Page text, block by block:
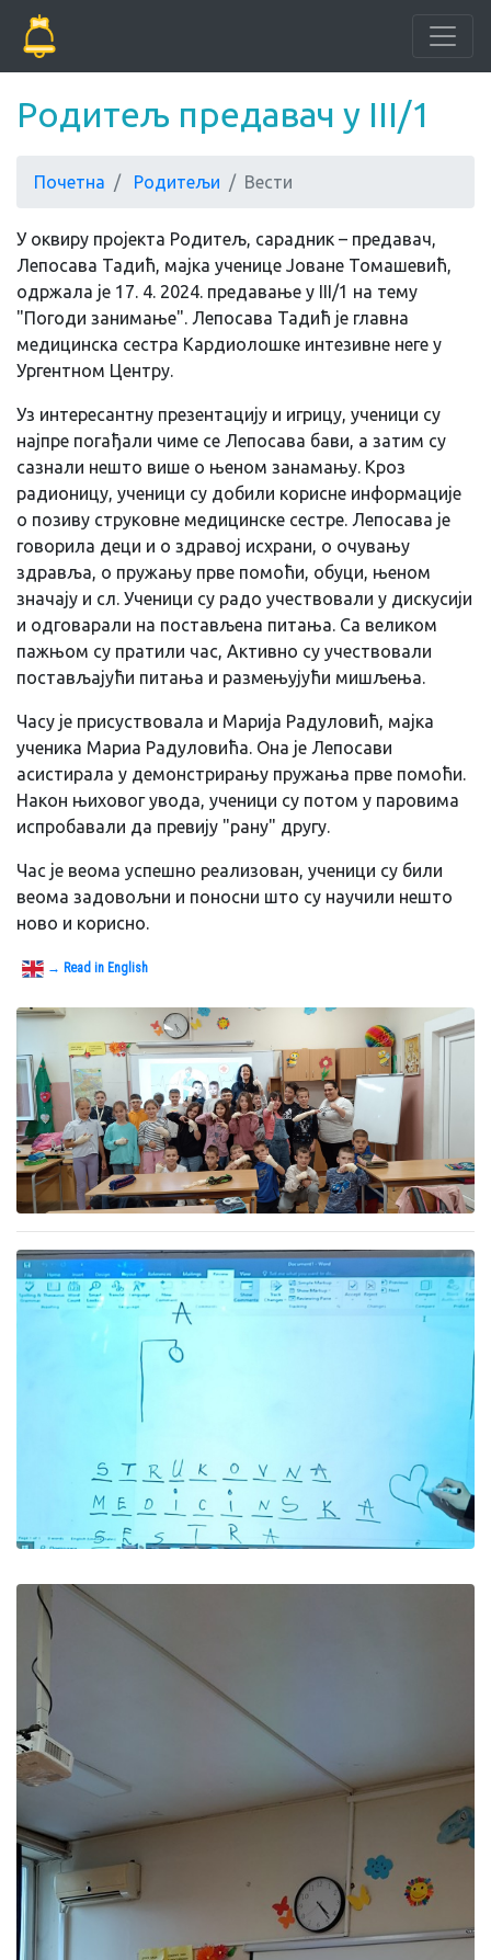
Родитељ предавач у III/1
Почетна Родитељи Вести
У оквиру пројекта Родитељ, сарадник – предавач,
Лепосава Тадић, мајка ученице Јоване Томашевић,
одржала је 17. 4. 2024. предавање у III/1 на тему
"Погоди занимање". Лепосава Тадић је главна
медицинска сестра Кардиолошке интезивне неге у
Ургентном Центру.
Уз интересантну презентацију и игрицу, ученици су
најпре погађали чиме се Лепосава бави, а затим су
сазнали нешто више о њеном занамању. Кроз
радионицу, ученици су добили корисне информације
о позиву струковне медицинске сестре. Лепосава је
говорила деци и о здравој исхрани, о очувању
здравља, о пружању прве помоћи, обуци, њеном
значају и сл. Ученици су радо учествовали у дискусији
и одговарали на постављена питања. Са великом
пажњом су пратили час, Активно су учествовали
постављајући питања и размењујући мишљења.
Часу је присуствовала и Марија Радуловић, мајка
ученика Мариа Радуловића. Она је Лепосави
асистирала у демонстрирању пружања прве помоћи.
Након њиховог увода, ученици су потом у паровима
испробавали да превију "рану" другу.
Час је веома успешно реализован, ученици су били
веома задовољни и поносни што су научили нешто
ново и корисно.
→ Read in English